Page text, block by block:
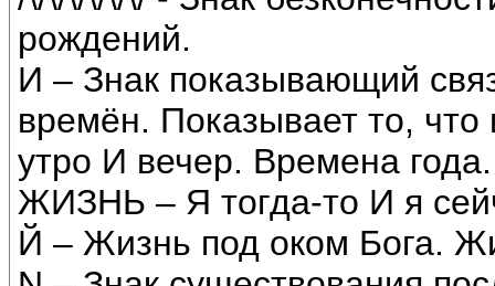
рождений.
И – Знак показывающий
времён. Показывает то,
утро И вечер. Времена
ЖИЗНЬ – Я тогда-то И я
Й – Жизнь под оком Бога.